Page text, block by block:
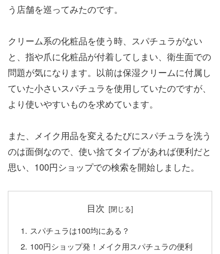
う店舗を巡ってみたのです。
クリーム系の化粧品を使う時、スパチュラがない
と、指や爪に化粧品が付着してしまい、衛生面での
問題が気になります。以前は保湿クリームに付属し
ていた小さいスパチュラを使用していたのですが、
より使いやすいものを求めています。
また、メイク用品を変えるたびにスパチュラを洗う
のは面倒なので、使い捨てタイプがあれば便利だと
思い、100円ショップでの検索を開始しました。
目次
スパチュラは100均にある？
100円ショップ発！メイク用スパチュラの便利